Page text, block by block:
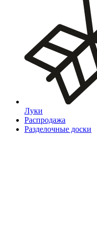
Луки
Распродажа
Разделочные доски